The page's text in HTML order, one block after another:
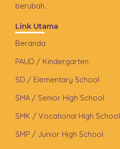
berubah.
Link Utama
Beranda
PAUD / Kindergarten
SD / Elementary School
SMA / Senior High School
SMK / Vocational High School
SMP / Junior High School